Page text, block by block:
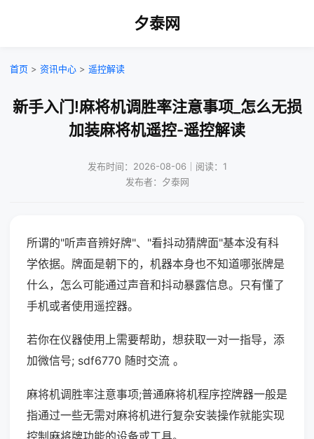
夕泰网
首页 > 资讯中心 > 遥控解读
新手入门!麻将机调胜率注意事项_怎么无损
加装麻将机遥控-遥控解读
发布时间：2026-08-06｜阅读：1
发布者：夕泰网
所谓的"听声音辨好牌"、"看抖动猜牌面"基本没有科
学依据。牌面是朝下的，机器本身也不知道哪张牌是
什么，怎么可能通过声音和抖动暴露信息。只有懂了
手机或者使用遥控器。
若你在仪器使用上需要帮助，想获取一对一指导，添
加微信号; sdf6770 随时交流 。
麻将机调胜率注意事项;普通麻将机程序控牌器一般是
指通过一些无需对麻将机进行复杂安装操作就能实现
控制麻将牌功能的设备或工具。